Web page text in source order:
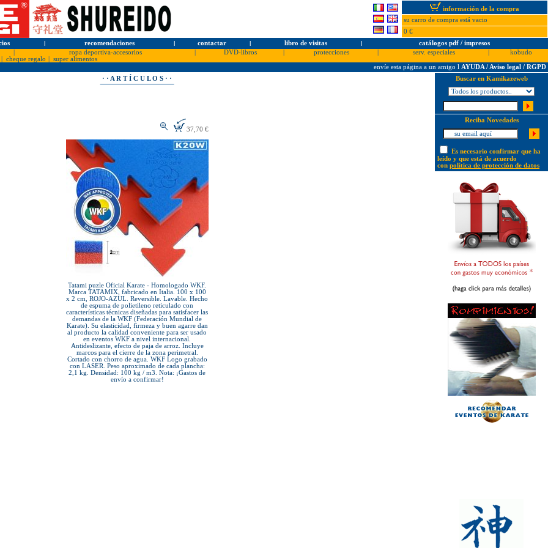
información de la compra
su carro de compra está vacio
0 €
l recomendaciones l contactar l libro de visitas l
catálogos pdf / impresos
ropa deportiva-accesorios DVD-libros protecciones serv. especiales
kobudo
cheque regalo
super alimentos
envíe esta página a un amigo l AYUDA / Aviso legal / RGPD
· · A R T Í C U L O S · ·
37,70 €
Tatami puzle Oficial Karate - Homologado WKF.
Marca TATAMIX, fabricado en Italia. 100 x 100
x 2 cm, ROJO-AZUL. Reversible. Lavable. Hecho
de espuma de polietileno reticulado con
características técnicas diseñadas para satisfacer las
demandas de la WKF (Federación Mundial de
Karate). Su elasticidad, firmeza y buen agarre dan
al producto la calidad conveniente para ser usado
en eventos WKF a nivel internacional.
Antideslizante, efecto de paja de arroz. Incluye
marcos para el cierre de la zona perimetral.
Cortado con chorro de agua. WKF Logo grabado
con LASER. Peso aproximado de cada plancha:
2,1 kg. Densidad: 100 kg / m3. Nota: ¡Gastos de
envío a confirmar!
Buscar en Kamikazeweb
Reciba Novedades
Es necesario confirmar que ha
leído y que está de acuerdo
con política de protección de datos